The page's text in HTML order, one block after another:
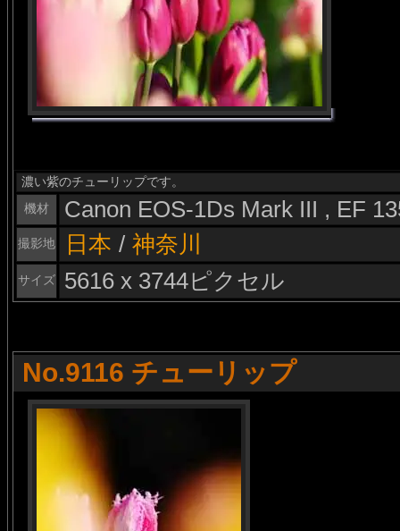
濃い紫のチューリップです。
機材
Canon EOS-1Ds Mark III , EF
撮影地 日本 / 神奈川
サイズ 5616 x 3744ピクセル
No.9116 チューリップ